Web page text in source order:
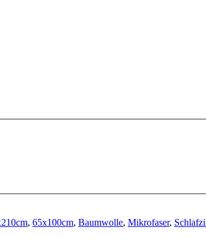
, 65x100cm, Baumwolle, Mikrofaser,